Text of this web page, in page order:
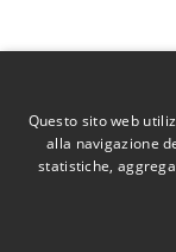
Questo sito web
alla navigazione
statistiche,